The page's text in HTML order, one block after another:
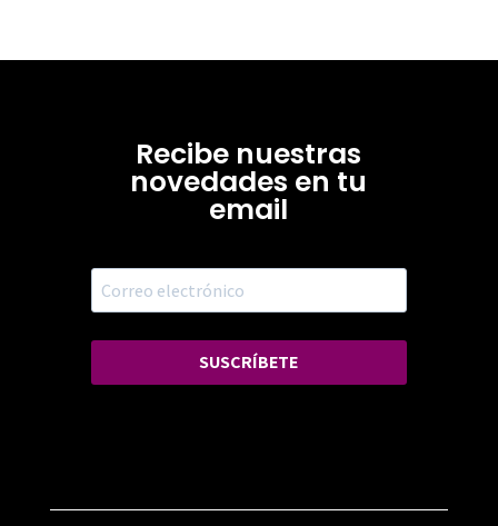
Recibe nuestras
novedades en tu
email
SUSCRÍBETE